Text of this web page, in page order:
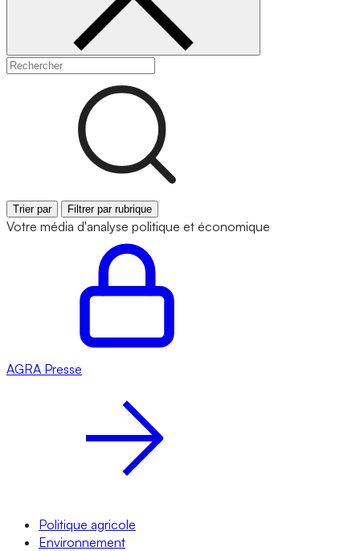
Trier par Filtrer par rubrique
Votre média d'analyse politique et économique
AGRA Presse
Politique agricole
Environnement